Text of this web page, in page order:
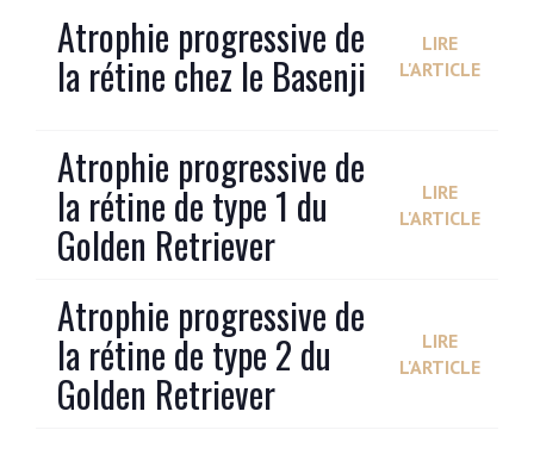
Atrophie progressive de
la rétine chez le Basenji
LIRE
L'ARTICLE
Atrophie progressive de
la rétine de type 1 du
Golden Retriever
LIRE
L'ARTICLE
Atrophie progressive de
la rétine de type 2 du
Golden Retriever
LIRE
L'ARTICLE